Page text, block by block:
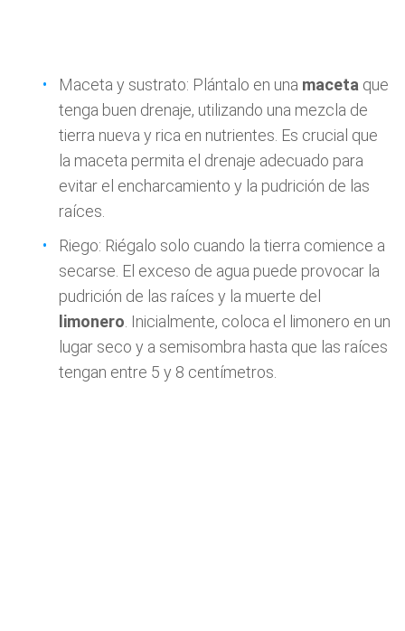
Maceta y sustrato: Plántalo en una maceta que
tenga buen drenaje, utilizando una mezcla de
tierra nueva y rica en nutrientes. Es crucial que
la maceta permita el drenaje adecuado para
evitar el encharcamiento y la pudrición de las
raíces.
Riego: Riégalo solo cuando la tierra comience a
secarse. El exceso de agua puede provocar la
pudrición de las raíces y la muerte del
limonero . Inicialmente, coloca el limonero en un
lugar seco y a semisombra hasta que las raíces
tengan entre 5 y 8 centímetros.